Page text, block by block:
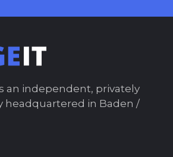
an independent, privately
headquartered in Baden /